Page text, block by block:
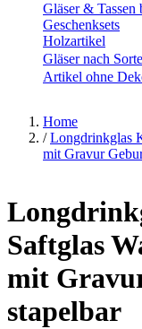
Gläser & Tassen
Geschenksets
Holzartikel
Gläser nach
Artikel ohne
Home
/ Longdrinkglas
mit Gravur
Saftglas
mit
stapelbar